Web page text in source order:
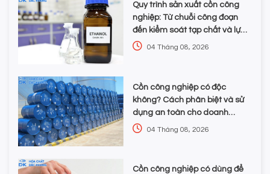
Quy trình sản xuất cồn công
nghiệp: Từ chuỗi công đoạn
đến kiểm soát tạp chất và lựa
chọn hóa chất
04 Tháng 08, 2026
Cồn công nghiệp có độc
không? Cách phân biệt và sử
dụng an toàn cho doanh
nghiệp
04 Tháng 08, 2026
Cồn công nghiệp có dùng để